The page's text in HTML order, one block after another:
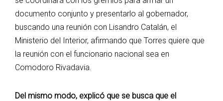
documento conjunto y presentarlo al gobernador,
buscando una reunión con Lisandro Catalán, el
Ministerio del Interior, afirmando que Torres quiere que
la reunión con el funcionario nacional sea en
Comodoro Rivadavia.
Del mismo modo, explicó que se busca que el